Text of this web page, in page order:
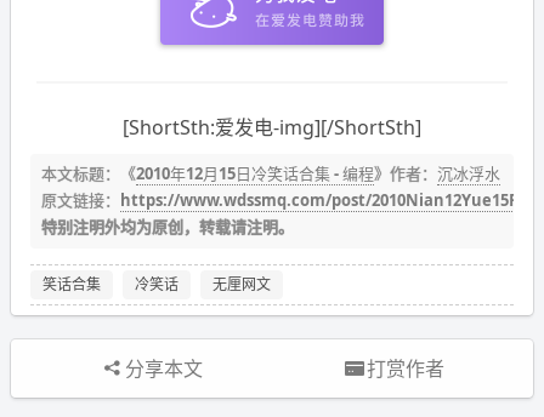
[ShortSth:爱发电-img][/ShortSth]
本文标题：《2010年12月15日冷笑话合集 - 编程》作者： 沉冰浮水
原文链接： https://www.wdssmq.com/post/
特别注明外均为原创，转载请注明。
笑话合集 冷笑话 无厘网文
分享本文 打赏作者